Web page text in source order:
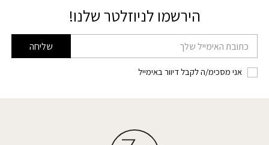
הירשמו לניוזלטר שלנו!
דוא׳׳ל שליחה
אני מסכימ/ה לקבל דיוור באימייל